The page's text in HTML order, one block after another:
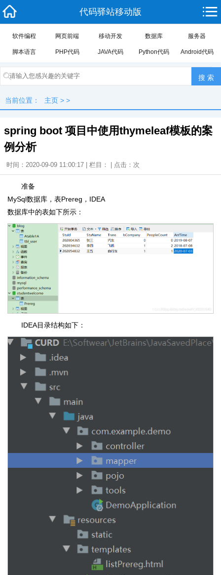
代码驿站移动版
软件编程 网页前端 移动开发 数据库 服务器
脚本语言 PHP代码 JAVA代码 Python代码 Android代码
当前位置： 主页 > >
spring boot 项目中使用thymeleaf模板的案
例分析
时间：2020-09-09 11:00:17 | 栏目： | 点击： 次
准备
MySql数据库，表Prereg，IDEA
数据库中的表如下所示：
IDEA目录结构如下：